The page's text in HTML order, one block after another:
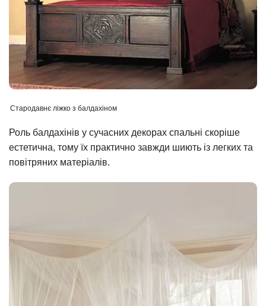
Стародавнє ліжко з балдахіном
Роль балдахінів у сучасних декорах спальні скоріше
естетична, тому їх практично завжди шиють із легких та
повітряних матеріалів.